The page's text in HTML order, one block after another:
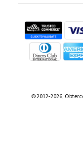
© 2012-2026,